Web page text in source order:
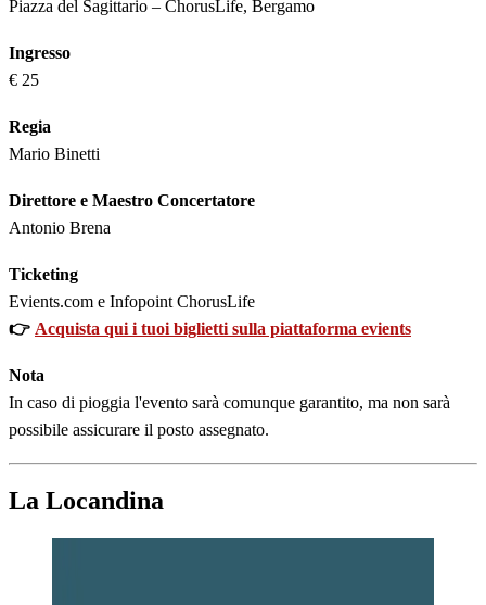
Piazza del Sagittario – ChorusLife, Bergamo
Ingresso
€ 25
Regia
Mario Binetti
Direttore e Maestro Concertatore
Antonio Brena
Ticketing
Evients.com e Infopoint ChorusLife
👉 Acquista qui i tuoi biglietti sulla piattaforma evients
Nota
In caso di pioggia l'evento sarà comunque garantito, ma non sarà
possibile assicurare il posto assegnato.
La Locandina